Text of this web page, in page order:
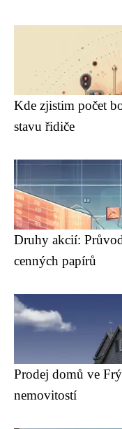
Kde zjistim počet
stavu řidiče
Druhy akcií:
cenných papírů
Prodej domů ve
nemovitostí